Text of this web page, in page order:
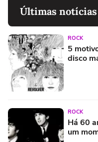
Últimas notícias
ROCK
5
disco
ROCK
Há 60
um